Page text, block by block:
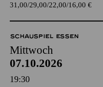
31,00 29,00 22,00 16,00 €
SCHAUSPIEL ESSEN
Mittwoch
07.10.2026
19:30